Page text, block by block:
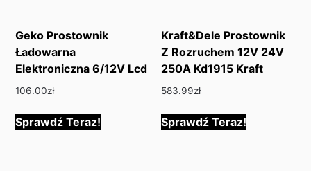
Geko Prostownik
Ładowarna
Elektroniczna 6/12V Lcd
106.00zł
Sprawdź Teraz!
Kraft&Dele Prostownik
Z Rozruchem 12V 24V
250A Kd1915 Kraft
583.99zł
Sprawdź Teraz!